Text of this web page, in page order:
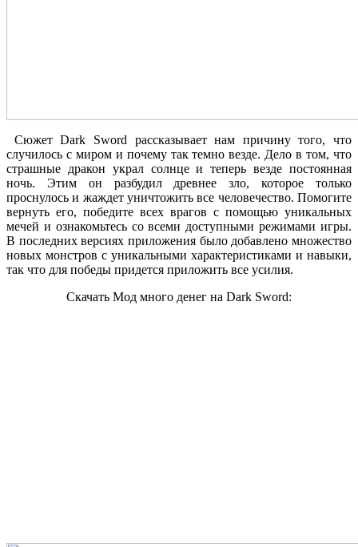
СюжетDark Sword рассказывает нам причину того, что
случилось с миром и почему так темно везде. Дело в том, что
страшные дракон украл солнце и теперь везде постоянная
ночь. Этим он разбудил древнее зло, которое только
проснулось и жаждет уничтожить все человечество. Помогите
вернуть его, победите всех врагов с помощью уникальных
мечей и ознакомьтесь со всеми доступными режимами игры.
В последних версиях приложения было добавлено множество
новых монстров с уникальными характеристиками и навыки,
так что для победы придется приложить все усилия.
Скачать Мод много денег на Dark Sword: